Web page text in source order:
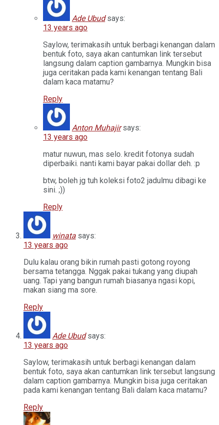
Ade Ubud says:
13 years ago
Saylow, terimakasih untuk berbagi kenangan dalam
bentuk foto, saya akan cantumkan link tersebut
langsung dalam caption gambarnya. Mungkin bisa
juga ceritakan pada kami kenangan tentang Bali
dalam kaca matamu?
Reply
Anton Muhajir says:
13 years ago
matur nuwun, mas selo. kredit fotonya sudah
diperbaiki. nanti kami bayar pakai dollar deh. :p
btw, boleh jg tuh koleksi foto2 jadulmu dibagi ke
sini. ;))
Reply
winata says:
13 years ago
Dulu kalau orang bikin rumah pasti gotong royong
bersama tetangga. Nggak pakai tukang yang diupah
uang. Tapi yang bangun rumah biasanya ngasi kopi,
makan siang ma sore.
Reply
Ade Ubud says:
13 years ago
Saylow, terimakasih untuk berbagi kenangan dalam
bentuk foto, saya akan cantumkan link tersebut langsung
dalam caption gambarnya. Mungkin bisa juga ceritakan
pada kami kenangan tentang Bali dalam kaca matamu?
Reply